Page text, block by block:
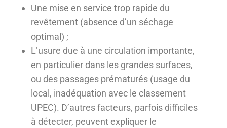
Une mise en service trop rapide du
revêtement (absence d’un séchage
optimal) ;
L’usure due à une circulation importante,
en particulier dans les grandes surfaces,
ou des passages prématurés (usage du
local, inadéquation avec le classement
UPEC). D’autres facteurs, parfois difficiles
à détecter, peuvent expliquer le